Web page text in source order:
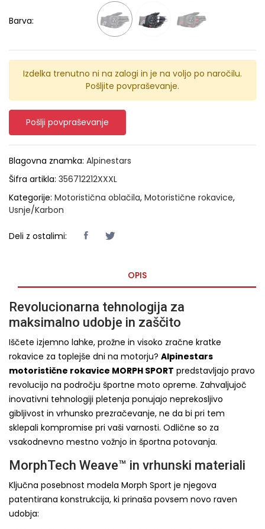
Barva:
Izdelka trenutno ni na zalogi in je na voljo po naročilu.
Pošljite povpraševanje.
Pošlji povpraševanje
Blagovna znamka: Alpinestars
Šifra artikla: 356712212XXXL
Kategorije: Motoristična oblačila, Motoristične rokavice,
Usnje/Karbon
Deli z ostalimi:
OPIS
Revolucionarna tehnologija za
maksimalno udobje in zaščito
Iščete izjemno lahke, prožne in visoko zračne kratke
rokavice za toplejše dni na motorju? Alpinestars
motoristične rokavice MORPH SPORT predstavljajo pravo
revolucijo na področju športne moto opreme. Zahvaljujoč
inovativni tehnologiji pletenja ponujajo neprekosljivo
gibljivost in vrhunsko prezračevanje, ne da bi pri tem
sklepali kompromise pri vaši varnosti. Odlične so za
vsakodnevno mestno vožnjo in športna potovanja.
MorphTech Weave™ in vrhunski materiali
Ključna posebnost modela Morph Sport je njegova
patentirana konstrukcija, ki prinaša povsem novo raven
udobja: